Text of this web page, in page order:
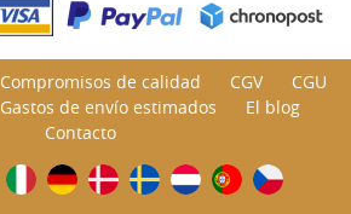
Compromisos de calidad CGV
CGU
Gastos de envío estimados
El blog
Contacto